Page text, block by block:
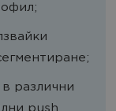
различни